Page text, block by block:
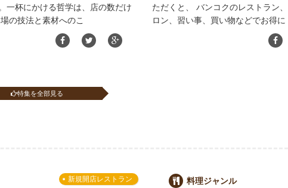
一杯にかける哲学は、店の数だけ
の技法と素材へのこ
ただくと、 バンコクのレストラン
ロン、習い事、買い物などでお得に
特集を全部見る
料理ジャンル
新規開店レストラン